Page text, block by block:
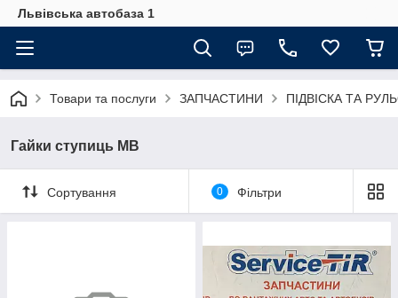
Львівська автобаза 1
Товари та послуги ЗАПЧАСТИНИ ПІДВІСКА ТА
Гайки ступиць MB
Сортування 0 Фільтри